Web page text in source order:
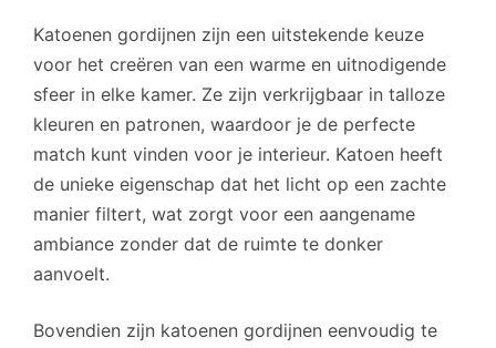
Katoenen gordijnen zijn een uitstekende keuze
voor het creëren van een warme en uitnodigende
sfeer in elke kamer. Ze zijn verkrijgbaar in talloze
kleuren en patronen, waardoor je de perfecte
match kunt vinden voor je interieur. Katoen heeft
de unieke eigenschap dat het licht op een zachte
manier filtert, wat zorgt voor een aangename
ambiance zonder dat de ruimte te donker
aanvoelt.
Bovendien zijn katoenen gordijnen eenvoudig te